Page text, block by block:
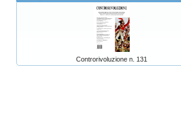
Controrivoluzione n. 131